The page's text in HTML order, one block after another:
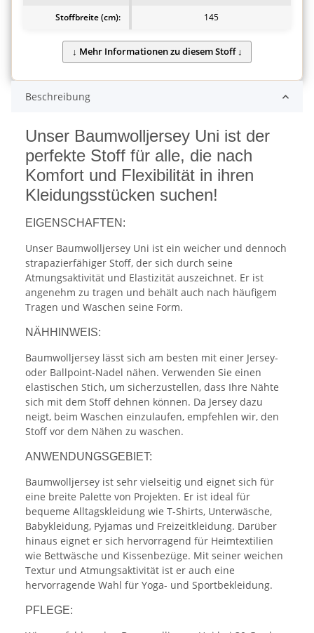
Stoffbreite (cm):
145
Beschreibung
Unser Baumwolljersey Uni ist der
perfekte Stoff für alle, die nach
Komfort und Flexibilität in ihren
Kleidungsstücken suchen!
EIGENSCHAFTEN:
Unser Baumwolljersey Uni ist ein weicher und dennoch
strapazierfähiger Stoff, der sich durch seine
Atmungsaktivität und Elastizität auszeichnet. Er ist
angenehm zu tragen und behält auch nach häufigem
Tragen und Waschen seine Form.
NÄHHINWEIS:
Baumwolljersey lässt sich am besten mit einer Jersey-
oder Ballpoint-Nadel nähen. Verwenden Sie einen
elastischen Stich, um sicherzustellen, dass Ihre Nähte
sich mit dem Stoff dehnen können. Da Jersey dazu
neigt, beim Waschen einzulaufen, empfehlen wir, den
Stoff vor dem Nähen zu waschen.
ANWENDUNGSGEBIET:
Baumwolljersey ist sehr vielseitig und eignet sich für
eine breite Palette von Projekten. Er ist ideal für
bequeme Alltagskleidung wie T-Shirts, Unterwäsche,
Babykleidung, Pyjamas und Freizeitkleidung. Darüber
hinaus eignet er sich hervorragend für Heimtextilien
wie Bettwäsche und Kissenbezüge. Mit seiner weichen
Textur und Atmungsaktivität ist er auch eine
hervorragende Wahl für Yoga- und Sportbekleidung.
PFLEGE: